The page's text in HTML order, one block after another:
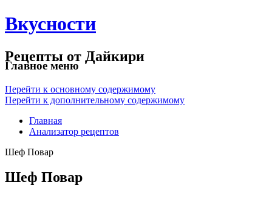
Вкусности
Рецепты от Дайкири
Главное меню
Перейти к основному содержимому
Перейти к дополнительному содержимому
Главная
Анализатор рецептов
Шеф Повар
Шеф Повар